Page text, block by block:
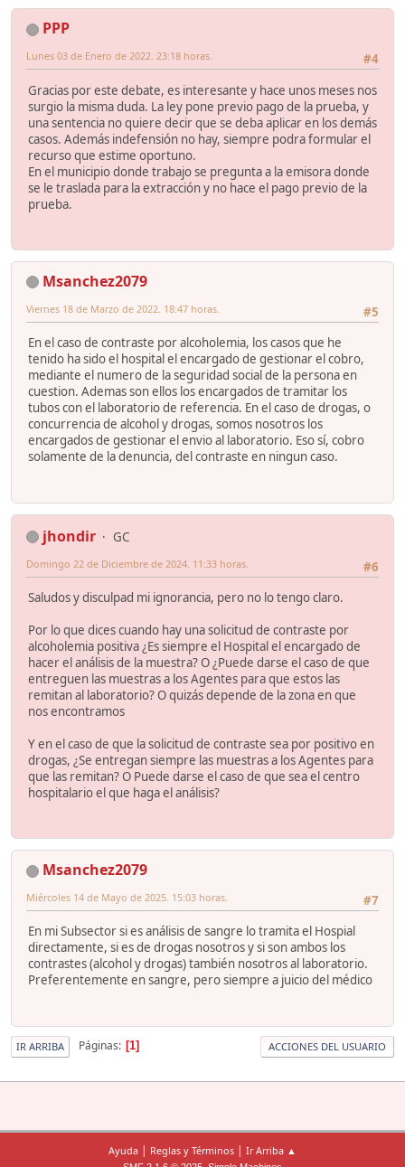
PPP
#4
Lunes 03 de Enero de 2022. 23:18 horas.
Gracias por este debate, es interesante y hace unos meses nos
surgio la misma duda. La ley pone previo pago de la prueba, y
una sentencia no quiere decir que se deba aplicar en los demás
casos. Además indefensión no hay, siempre podra formular el
recurso que estime oportuno.
En el municipio donde trabajo se pregunta a la emisora donde
se le traslada para la extracción y no hace el pago previo de la
prueba.
Msanchez2079
#5
Viernes 18 de Marzo de 2022. 18:47 horas.
En el caso de contraste por alcoholemia, los casos que he
tenido ha sido el hospital el encargado de gestionar el cobro,
mediante el numero de la seguridad social de la persona en
cuestion. Ademas son ellos los encargados de tramitar los
tubos con el laboratorio de referencia. En el caso de drogas, o
concurrencia de alcohol y drogas, somos nosotros los
encargados de gestionar el envio al laboratorio. Eso sí, cobro
solamente de la denuncia, del contraste en ningun caso.
jhondir
GC
#6
Domingo 22 de Diciembre de 2024. 11:33 horas.
Saludos y disculpad mi ignorancia, pero no lo tengo claro.
Por lo que dices cuando hay una solicitud de contraste por
alcoholemia positiva ¿Es siempre el Hospital el encargado de
hacer el análisis de la muestra? O ¿Puede darse el caso de que
entreguen las muestras a los Agentes para que estos las
remitan al laboratorio? O quizás depende de la zona en que
nos encontramos
Y en el caso de que la solicitud de contraste sea por positivo en
drogas, ¿Se entregan siempre las muestras a los Agentes para
que las remitan? O Puede darse el caso de que sea el centro
hospitalario el que haga el análisis?
Msanchez2079
#7
Miércoles 14 de Mayo de 2025. 15:03 horas.
En mi Subsector si es análisis de sangre lo tramita el Hospial
directamente, si es de drogas nosotros y si son ambos los
contrastes (alcohol y drogas) también nosotros al laboratorio.
Preferentemente en sangre, pero siempre a juicio del médico
IR ARRIBA Páginas 1 ACCIONES DEL USUARIO
Ayuda | Reglas y Términos | Ir Arriba ▲